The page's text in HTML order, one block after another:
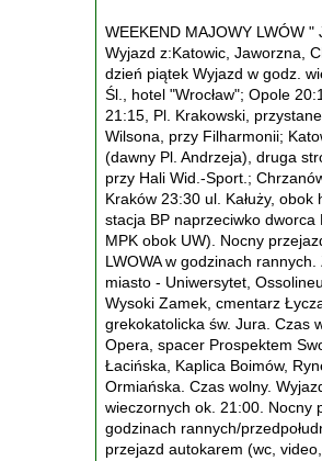
WEEKEND MAJOWY LWÓW
Wyjazd z:Katowic, Jaworzna,
dzień piątek Wyjazd w godz.
Śl., hotel "Wrocław"; Opole
21:15, Pl. Krakowski,
Wilsona, przy Filharmonii;
(dawny Pl. Andrzeja), druga
przy Hali Wid.-Sport.;
Kraków 23:30 ul. Kałuży,
stacja BP naprzeciwko
MPK obok UW). Nocny
LWOWA w godzinach
miasto - Uniwersytet,
Wysoki Zamek, cmentarz
grekokatolicka św. Jura. Czas
Opera, spacer Prospektem
Łacińska, Kaplica Boimów,
Ormiańska. Czas wolny.
wieczornych ok. 21:00. Nocny
godzinach rannych/
przejazd autokarem (wc,